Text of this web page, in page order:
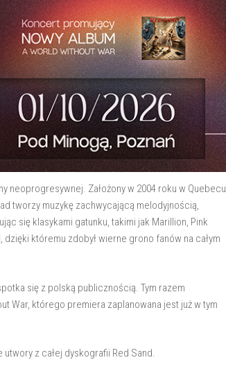
Założony w 2004 roku w Quebecu
tworzy muzykę zachwycającą melodyjnością,
się klasykami gatunku, takimi jak Marillion, Pink
dzięki któremu zdobył wierne grono fanów na całym
się z polską publicznością. Tym razem
War, którego premiera zaplanowana jest już w tym
z całej dyskografii Red Sand.